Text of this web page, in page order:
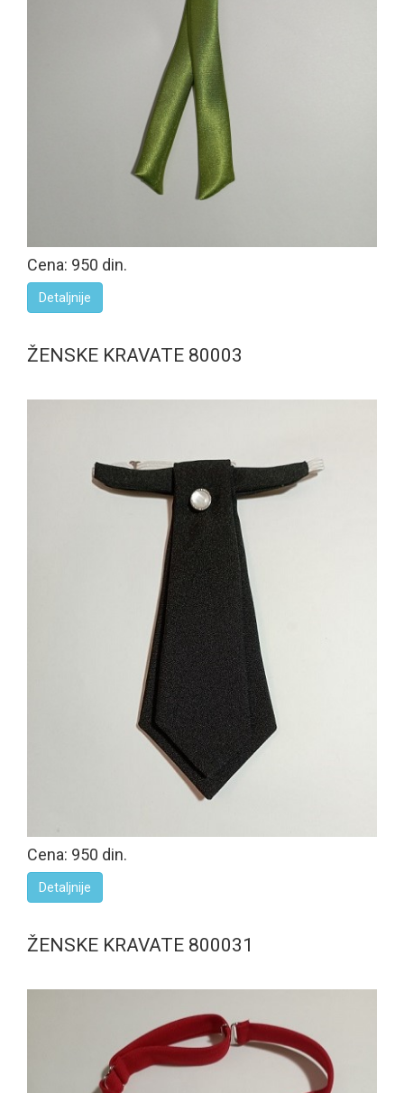
Cena: 950 din.
Detaljnije
ŽENSKE KRAVATE 80003
Cena: 950 din.
Detaljnije
ŽENSKE KRAVATE 800031